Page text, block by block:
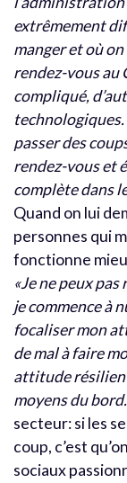
extrêmement
manger et où
rendez-vous au
compliqué,
passer des
rendez-vous et
complète dans
Quand on lui
personnes qui
fonctionne
«Je ne peux
je commence à
focaliser mon
de mal à faire
attitude
moyens du
secteur: si les
coup, c’est
sociaux